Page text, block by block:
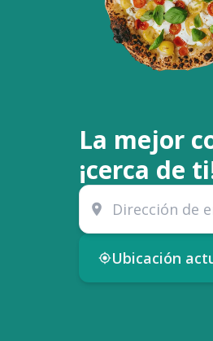
La mejor
¡cerca de
Ubicación